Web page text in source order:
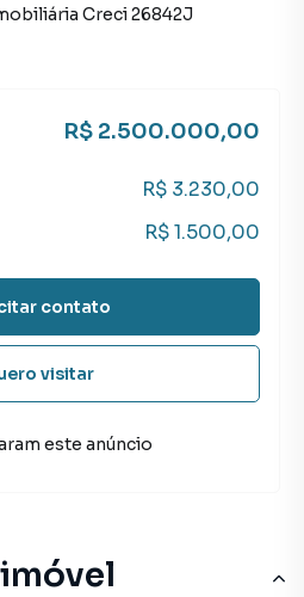
Creci26842J
R$ 2.500.000,00
R$ 3.230,00
R$ 1.500,00
contato
visitar
este anúncio